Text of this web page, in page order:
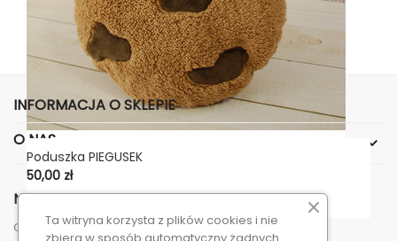
Poduszka PIEGUSEK
Cena
50,00 zł
INFORMACJA O SKLEPIE
O NAS

NEWSLETTER
Otrzymuj informację o nowościach i wyprzedażach
Ta witryna korzysta z plików cookies i nie